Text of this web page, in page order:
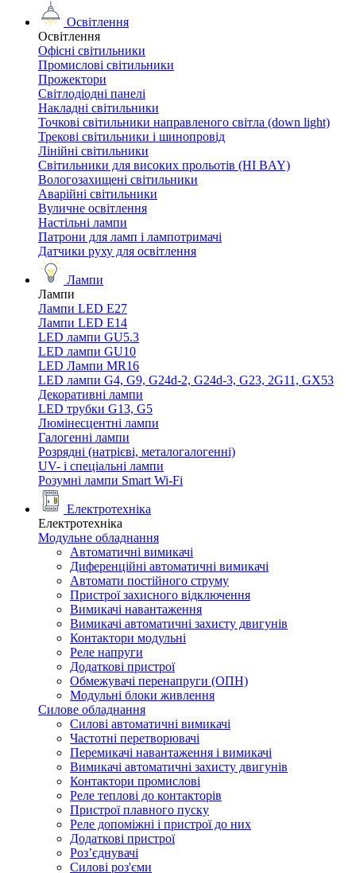
Освітлення
Освітлення
Офісні світильники
Промислові світильники
Прожектори
Світлодіодні панелі
Накладні світильники
Точкові світильники направленого світла (down light)
Трекові світильники і шинопровід
Лінійні світильники
Світильники для високих прольотів (HI BAY)
Вологозахищені світильники
Аварійні світильники
Вуличне освітлення
Настільні лампи
Патрони для ламп і лампотримачі
Датчики руху для освітлення
Лампи
Лампи
Лампи LED E27
Лампи LED Е14
LED лампи GU5.3
LED лампи GU10
LED Лампи MR16
LED лампи G4, G9, G24d-2, G24d-3, G23, 2G11, GX53
Декоративні лампи
LED трубки G13, G5
Люмінесцентні лампи
Галогенні лампи
Розрядні (натрієві, металогалогенні)
UV- і спеціальні лампи
Розумні лампи Smart Wi-Fi
Електротехніка
Електротехніка
Модульне обладнання
Автоматичні вимикачі
Диференційні автоматичні вимикачі
Автомати постійного струму
Пристрої захисного відключення
Вимикачі навантаження
Вимикачі автоматичні захисту двигунів
Контактори модульні
Реле напруги
Додаткові пристрої
Обмежувачі перенапруги (ОПН)
Модульні блоки живлення
Силове обладнання
Силові автоматичні вимикачі
Частотні перетворювачі
Перемикачі навантаження і вимикачі
Вимикачі автоматичні захисту двигунів
Контактори промислові
Реле теплові до контакторів
Пристрої плавного пуску
Реле допоміжні і пристрої до них
Додаткові пристрої
Роз’єднувачі
Силові роз'єми